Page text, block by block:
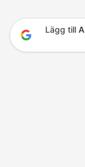
Lägg till